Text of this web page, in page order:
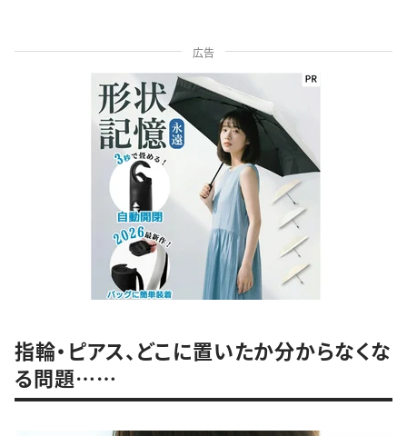
広告
指輪・ピアス、どこに置いたか分からなくな
る問題……